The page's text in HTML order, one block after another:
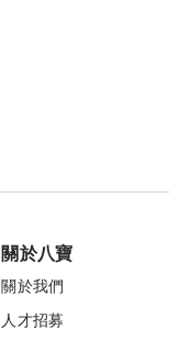
關於八寶
關於我們
人才招募